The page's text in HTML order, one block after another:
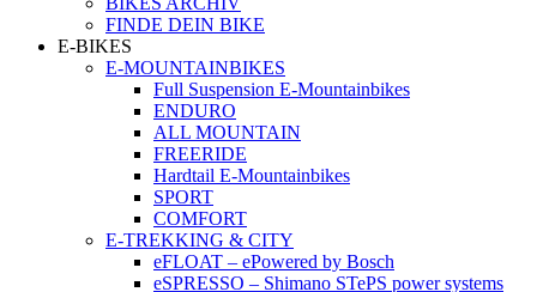
FINDE DEIN BIKE
E-BIKES
E-MOUNTAINBIKES
Full Suspension E-Mountainbikes
ENDURO
ALL MOUNTAIN
FREERIDE
Hardtail E-Mountainbikes
SPORT
COMFORT
E-TREKKING & CITY
eFLOAT – ePowered by Bosch
eSPRESSO – Shimano STePS power systems